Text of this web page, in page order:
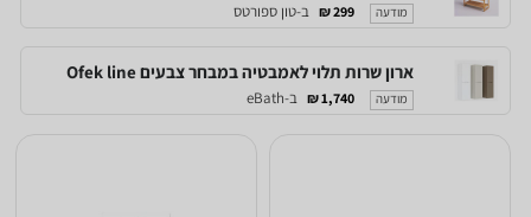
מודעה 299 ₪ ב-טון ספורטס
ארון שרות תלוי לאמבטיה במבחר צבעים Ofek line
מודעה 1,740 ₪ ב-eBath